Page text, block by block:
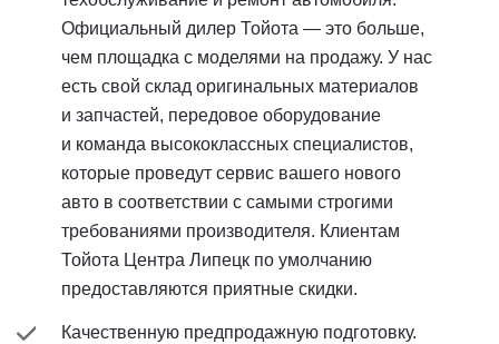
Официальный дилер Тойота — это больше,
чем площадка с моделями на продажу. У нас
есть свой склад оригинальных материалов
и запчастей, передовое оборудование
и команда высококлассных специалистов,
которые проведут сервис вашего нового
авто в соответствии с самыми строгими
требованиями производителя. Клиентам
Тойота Центра Липецк по умолчанию
предоставляются приятные скидки.
Качественную предпродажную подготовку.